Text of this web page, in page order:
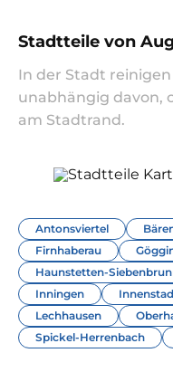
Stadtteile von
In der Stadt
unabhängig davon,
am Stadtrand.
Antonsviertel
Firnhaberau
Haunstetten-
Inningen
Lechhausen
Spickel-Herrenbach